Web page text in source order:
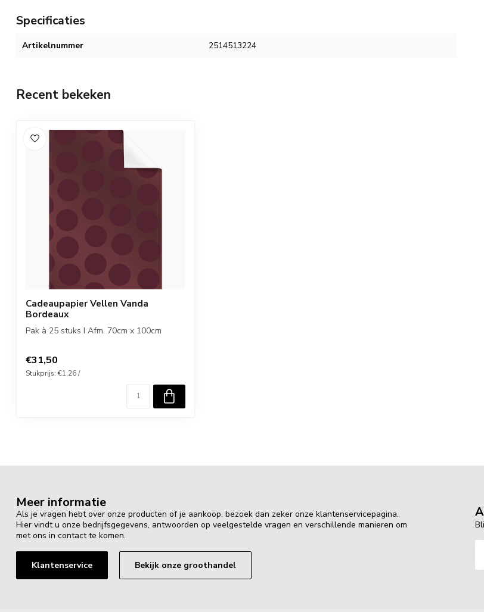
Specificaties
Artikelnummer 2514513224
Recent bekeken
Cadeaupapier Vellen Vanda
Bordeaux
Pak à 25 stuks I Afm. 70cm x 100cm
€31,50
Stukprijs: €1,26 /
Meer informatie
Als je vragen hebt over onze producten of je aankoop, bezoek dan zeker onze klantenservicepagina.
Hier vindt u onze bedrijfsgegevens, antwoorden op veelgestelde vragen en verschillende manieren om
met ons in contact te komen.
Klantenservice Bekijk onze groothandel